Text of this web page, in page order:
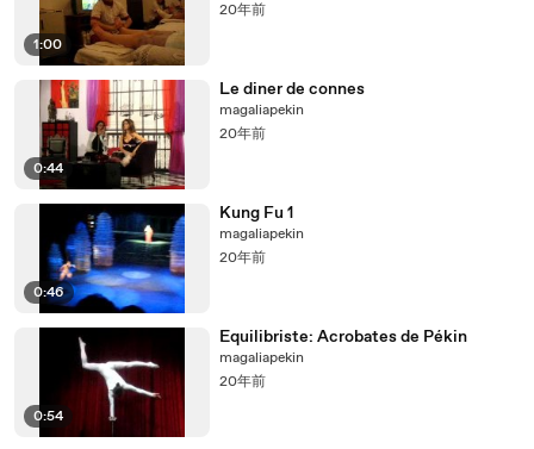
1:00
20年前
0:44
Le diner de connes
magaliapekin
20年前
0:46
Kung Fu 1
magaliapekin
20年前
0:54
Equilibriste: Acrobates de Pékin
magaliapekin
20年前